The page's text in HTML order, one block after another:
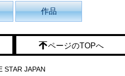
作品
ページのTOPへ
STAR JAPAN